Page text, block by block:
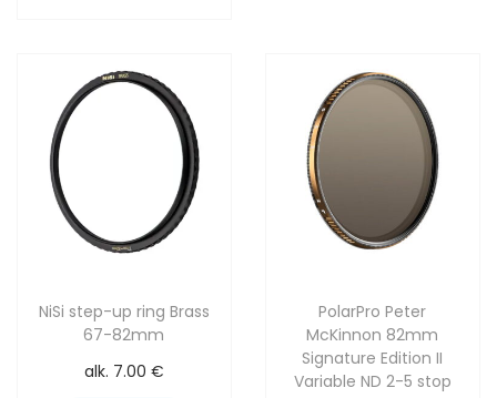
NiSi step-up ring Brass
67-82mm
alk. 7.00 €
PolarPro Peter
McKinnon 82mm
Signature Edition II
Variable ND 2-5 stop